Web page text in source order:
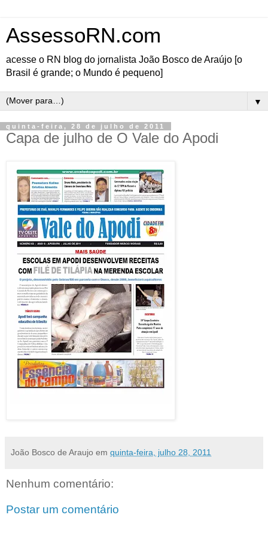
AssessoRN.com
acesse o RN blog do jornalista João Bosco de Araújo [o
Brasil é grande; o Mundo é pequeno]
▼
quinta-feira, 28 de julho de 2011
Capa de julho de O Vale do Apodi
João Bosco de Araujo em quinta-feira, julho 28, 2011
Nenhum comentário:
Postar um comentário